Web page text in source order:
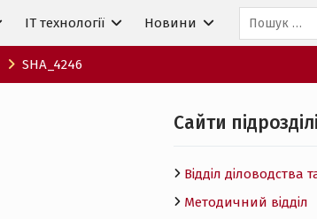
IT технологiї Новини
Пошук:
SHA_4246
Cайти
Відділ діловодства
Методичний відділ